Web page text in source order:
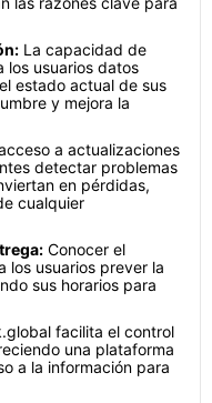
La capacidad de
los usuarios datos
estado actual de sus
y mejora la
a actualizaciones
detectar problemas
en pérdidas,
cualquier
Conocer el
los usuarios prever la
sus horarios para
facilita el control
una plataforma
a la información para